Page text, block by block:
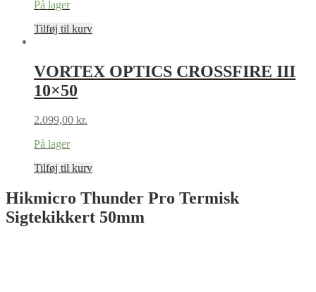
På lager
Tilføj til kurv
VORTEX OPTICS CROSSFIRE III
10×50
2.099,00 kr.
På lager
Tilføj til kurv
Hikmicro Thunder Pro Termisk
Sigtekikkert 50mm